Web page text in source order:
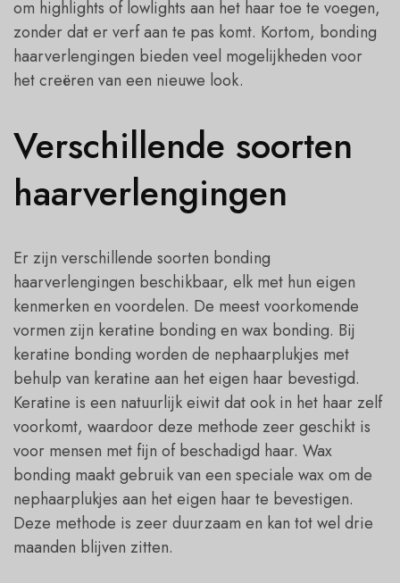
om highlights of lowlights aan het haar toe te voegen,
zonder dat er verf aan te pas komt. Kortom, bonding
haarverlengingen bieden veel mogelijkheden voor
het creëren van een nieuwe look.
Verschillende soorten
haarverlengingen
Er zijn verschillende soorten bonding
haarverlengingen beschikbaar, elk met hun eigen
kenmerken en voordelen. De meest voorkomende
vormen zijn keratine bonding en wax bonding. Bij
keratine bonding worden de nephaarplukjes met
behulp van keratine aan het eigen haar bevestigd.
Keratine is een natuurlijk eiwit dat ook in het haar zelf
voorkomt, waardoor deze methode zeer geschikt is
voor mensen met fijn of beschadigd haar. Wax
bonding maakt gebruik van een speciale wax om de
nephaarplukjes aan het eigen haar te bevestigen.
Deze methode is zeer duurzaam en kan tot wel drie
maanden blijven zitten.